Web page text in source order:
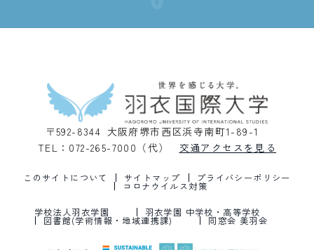
〒592-8344 大阪府堺市西区浜寺南町1-89-1
TEL：072-265-7000（代）
交通アクセスを見る
このサイトについて サイトマップ プライバシーポリシー
コロナウイルス対策
学校法人羽衣学園 羽衣学園 中学校・高等学校
図書館(学術情報・地域連携課) 同窓会 美羽会